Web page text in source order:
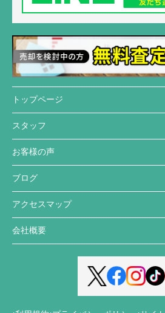
トップページ
スタッフ
お客様の声
ブログ
アクセスマップ
会社概要